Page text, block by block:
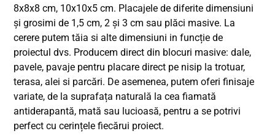
8x8x8 cm, 10x10x5 cm. Placajele de diferite dimensiuni
și grosimi de 1,5 cm, 2 și 3 cm sau plăci masive. La
cerere putem tăia si alte dimensiuni in funcție de
proiectul dvs. Producem direct din blocuri masive: dale,
pavele, pavaje pentru placare direct pe nisip la trotuar,
terasa, alei si parcări. De asemenea, putem oferi finisaje
variate, de la suprafața naturală la cea fiamată
antiderapantă, mată sau lucioasă, pentru a se potrivi
perfect cu cerințele fiecărui proiect.